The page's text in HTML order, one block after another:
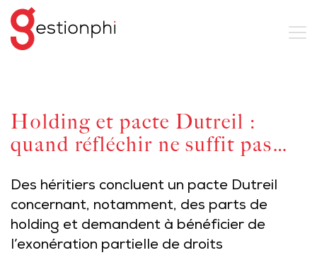
Holding et pacte Dutreil :
quand réfléchir ne suffit pas…
Des héritiers concluent un pacte Dutreil
concernant, notamment, des parts de
holding et demandent à bénéficier de
l’exonération partielle de droits